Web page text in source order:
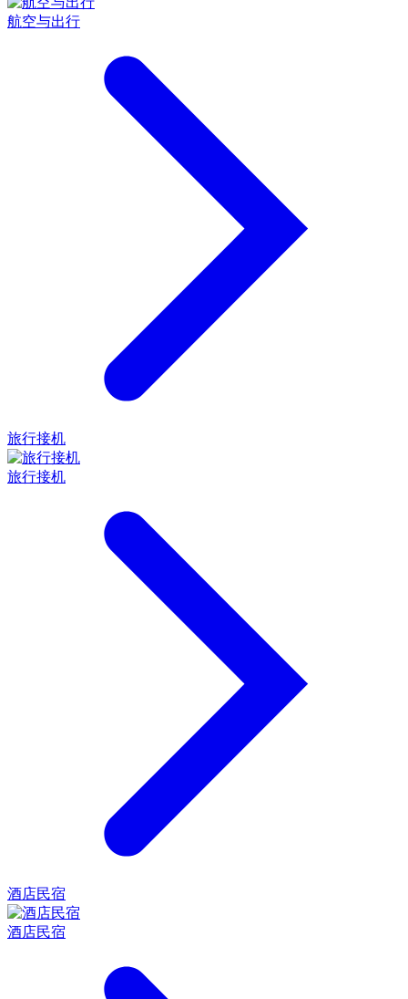
航空与出行
旅行接机
旅行接机
酒店民宿
酒店民宿